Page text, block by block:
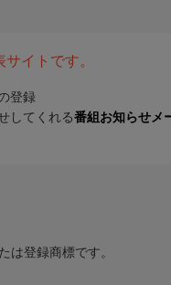
イトです。
登録
してくれる番組お知らせメ
は登録商標です。